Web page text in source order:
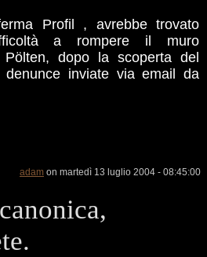
Profil , avrebbe trovato
a rompere il muro
Pölten, dopo la scoperta del
inviate via email da
adam on martedì 13 luglio 2004 - 08:45:00